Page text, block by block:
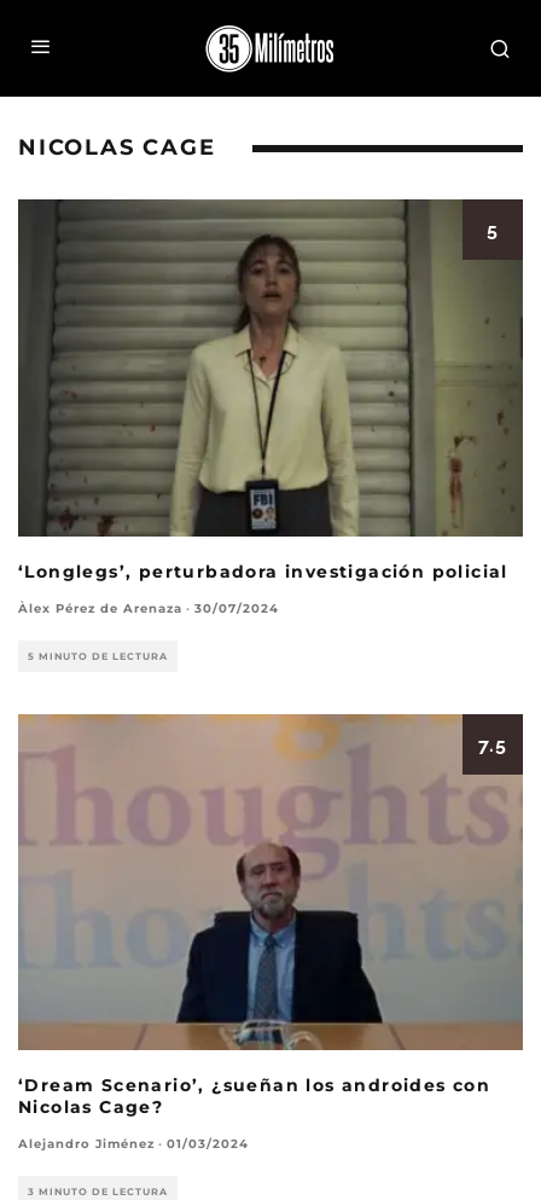
NICOLAS CAGE
5
‘Longlegs’, perturbadora investigación policial
Àlex Pérez de Arenaza · 30/07/2024
5 MINUTO DE LECTURA
7.5
‘Dream Scenario’, ¿sueñan los androides con
Nicolas Cage?
Alejandro Jiménez · 01/03/2024
3 MINUTO DE LECTURA